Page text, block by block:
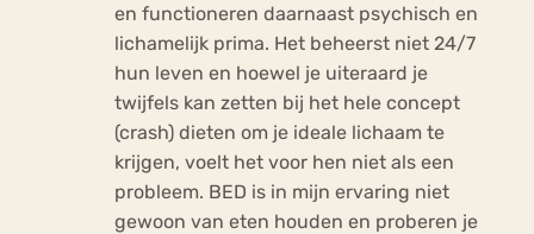
en functioneren daarnaast psychisch en
lichamelijk prima. Het beheerst niet 24/7
hun leven en hoewel je uiteraard je
twijfels kan zetten bij het hele concept
(crash) dieten om je ideale lichaam te
krijgen, voelt het voor hen niet als een
probleem. BED is in mijn ervaring niet
gewoon van eten houden en proberen je